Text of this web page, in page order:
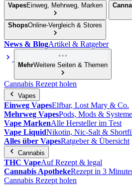
VapesEinweg, Mehrweg, Marken
ShopsOnline-Vergleich & Stores
News & BlogArtikel & Ratgeber
MehrWeitere Seiten & Themen
Cannabis Rezept holen
Vapes
Einweg VapesElfbar, Lost Mary & Co.
Mehrweg VapesPods, Mods & Systeme
Vape MarkenAlle Hersteller im Test
Vape LiquidNikotin, Nic-Salt &
Alles über VapesRatgeber & Übersicht
Cannabis
THC VapeAuf Rezept & legal
Cannabis ApothekeRezept in 3
Cannabis Rezept holen